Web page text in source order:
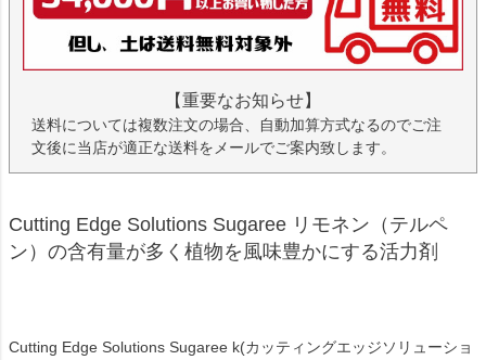
【重要なお知らせ】
送料については複数注文の場合、自動加算方式なるのでご注
文後に当店が適正な送料をメールでご案内致します。
Cutting Edge Solutions Sugaree リモネン（テルペ
ン）の含有量が多く植物を風味豊かにする活力剤
Cutting Edge Solutions Sugaree k(カッティングエッジソリューショ